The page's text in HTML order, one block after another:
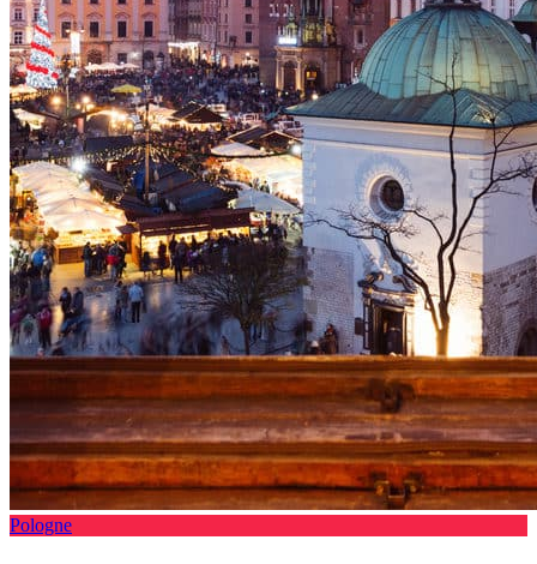
Pologne